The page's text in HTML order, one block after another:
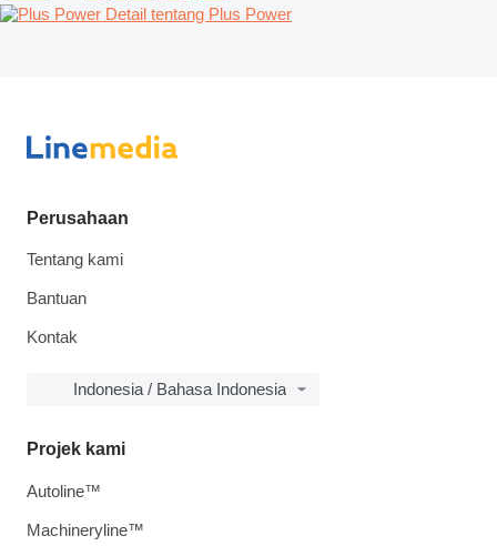
Detail tentang Plus Power
Perusahaan
Tentang kami
Bantuan
Kontak
Indonesia / Bahasa Indonesia
Projek kami
Autoline™
Machineryline™